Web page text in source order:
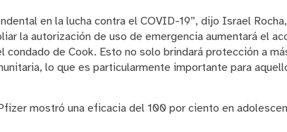
en la lucha contra el COVID-19”, dijo Israel
la autorización de uso de emergencia aumentará el
de Cook. Esto no solo brindará protección a
lo que es particularmente importante para
mostró una eficacia del 100 por ciento en